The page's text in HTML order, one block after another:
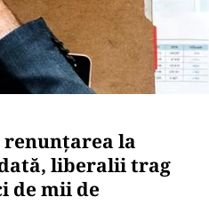
renunțarea la
liberalii trag
de mii de